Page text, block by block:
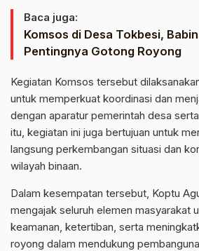
Baca juga:
Komsos di Desa Tokbesi,
Pentingnya Gotong Royong
Kegiatan Komsos tersebut
untuk memperkuat koordinasi dan
dengan aparatur pemerintah desa
itu, kegiatan ini juga bertujuan untuk
langsung perkembangan situasi dan
wilayah binaan.
Dalam kesempatan tersebut, Koptu
mengajak seluruh elemen masyarakat
keamanan, ketertiban, serta
royong dalam mendukung